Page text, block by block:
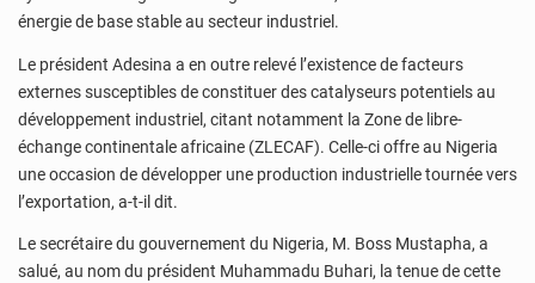
énergie de base stable au secteur industriel.
Le président Adesina a en outre relevé l’existence de facteurs
externes susceptibles de constituer des catalyseurs potentiels au
développement industriel, citant notamment la Zone de libre-
échange continentale africaine (ZLECAF). Celle-ci offre au Nigeria
une occasion de développer une production industrielle tournée vers
l’exportation, a-t-il dit.
Le secrétaire du gouvernement du Nigeria, M. Boss Mustapha, a
salué, au nom du président Muhammadu Buhari, la tenue de cette